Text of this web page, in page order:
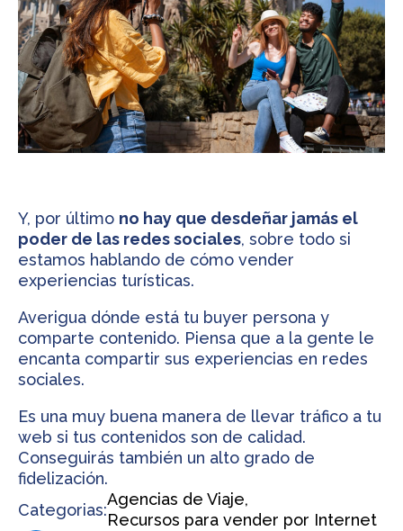
Y, por último no hay que desdeñar jamás el
poder de las redes sociales, sobre todo si
estamos hablando de cómo vender
experiencias turísticas.
Averigua dónde está tu buyer persona y
comparte contenido. Piensa que a la gente le
encanta compartir sus experiencias en redes
sociales.
Es una muy buena manera de llevar tráfico a tu
web si tus contenidos son de calidad.
Conseguirás también un alto grado de
fidelización.
Categorias:
Agencias de Viaje
Recursos para vender por Internet